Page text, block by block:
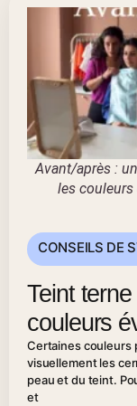
Avant/après :
les
CONSEILS DE
Teint
couleurs
Certaines couleurs
visuellement les
peau et du teint.
et